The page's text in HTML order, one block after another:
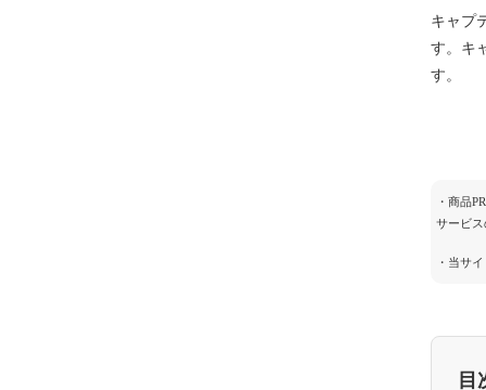
キャプ
す。キ
す。
・商品
サービス
・当サ
目